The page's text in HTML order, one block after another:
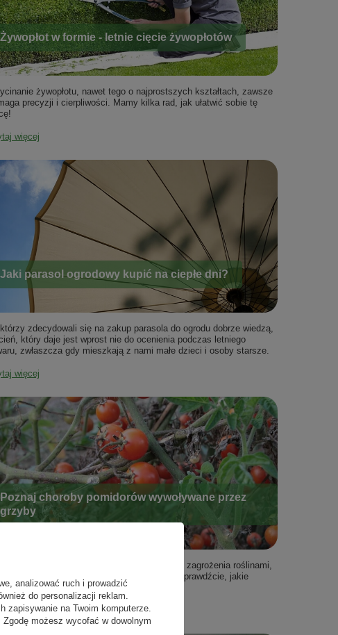
Żywopłot w formie - letnie cięcie żywopłotów
żywopłotu, nawet tego o najprostszych kształtach, zawsze
precyzji i cierpliwości. Mamy kilka rad, jak ułatwić sobie tę
więcej
Jaki parasol ogrodowy kupić na ciepłe dni?
zdecydowali się na zakup parasola do ogrodu dobrze wiedzą,
który daje jest wprost nie do ocenienia podczas letniego
zwłaszcza gdy mieszkają z nami małe dzieci i osoby starsze.
więcej
Poznaj choroby pomidorów wywoływane przez
grzyby
są stosunkowo wrażliwymi na rozmaite zagrożenia roślinami,
z pewnością wie każdy, kto je uprawia. Sprawdźcie, jakie
najczęściej niszczą nasze plony.
więcej
analizować ruch i prowadzić
do personalizacji reklam.
zapisywanie na Twoim komputerze.
Zgodę możesz wycofać w dowolnym